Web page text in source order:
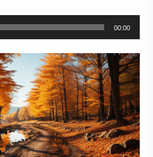
00:00